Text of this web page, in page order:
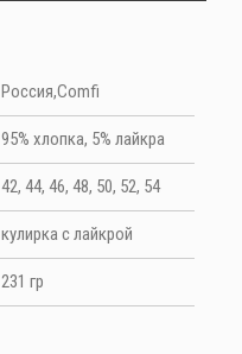
Россия,Comfi
95% хлопка, 5% лайкра
42, 44, 46, 48, 50, 52, 54
кулирка с лайкрой
231 гр